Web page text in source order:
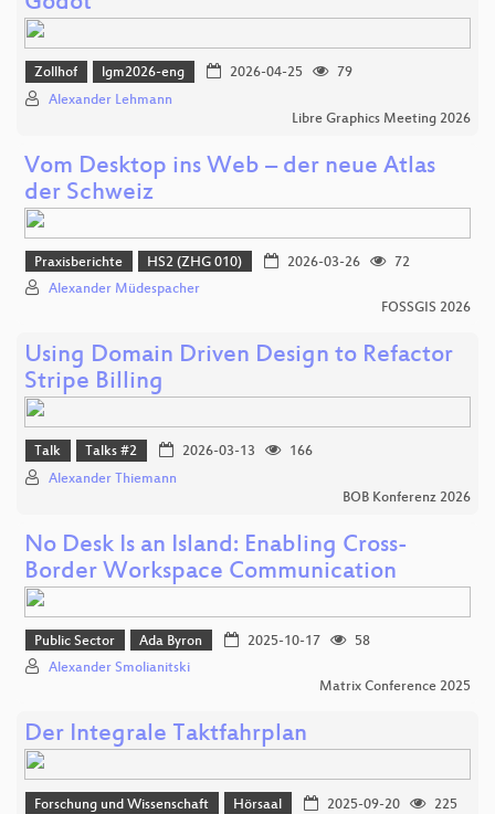
Zollhof lgm2026-eng 2026-04-25
79
Alexander Lehmann
Libre Graphics Meeting 2026
Vom Desktop ins Web – der neue Atlas
der Schweiz
Praxisberichte HS2 (ZHG 010) 2026-03-26
72
Alexander Müdespacher
FOSSGIS 2026
Using Domain Driven Design to Refactor
Stripe Billing
Talk Talks #2 2026-03-13
166
Alexander Thiemann
BOB Konferenz 2026
No Desk Is an Island: Enabling Cross-
Border Workspace Communication
Public Sector Ada Byron 2025-10-17
58
Alexander Smolianitski
Matrix Conference 2025
Der Integrale Taktfahrplan
Forschung und Wissenschaft Hörsaal 2025-09-20
225